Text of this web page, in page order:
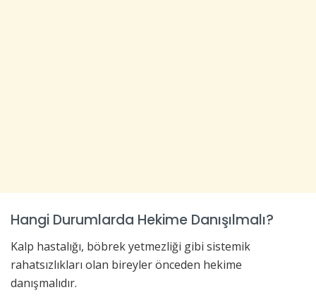
Hangi Durumlarda Hekime Danışılmalı?
Kalp hastalığı, böbrek yetmezliği gibi sistemik
rahatsızlıkları olan bireyler önceden hekime
danışmalıdır.